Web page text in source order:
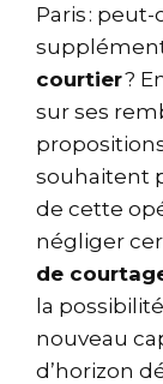
Paris : peut-
courtier?
sur ses
souhaitent
de cette
négliger
de
la
nouveau
d’horizon